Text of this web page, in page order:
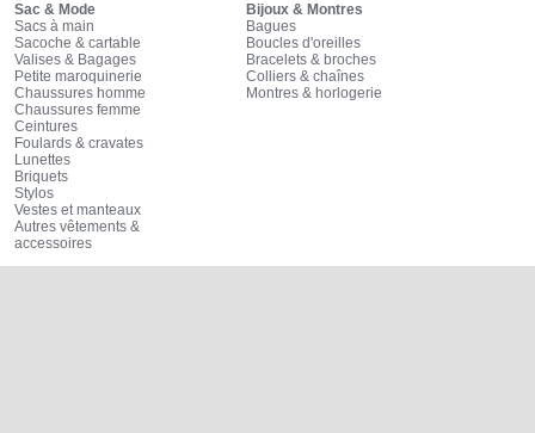
Sac & Mode
Sacs à main
Sacoche & cartable
Valises & Bagages
Petite maroquinerie
Chaussures homme
Chaussures femme
Ceintures
Foulards & cravates
Lunettes
Briquets
Stylos
Vestes et manteaux
Autres vêtements &
accessoires
Bijoux & Montres
Bagues
Boucles d'oreilles
Bracelets & broches
Colliers & chaînes
Montres & horlogerie